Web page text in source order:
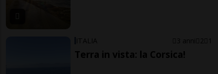
ITALIA 3 anni 2 1
Terra in vista: la Corsica!